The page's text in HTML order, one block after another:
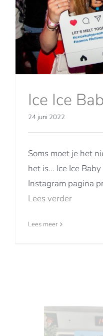
Ice Ice
24 juni 2022
Soms moet je het
het is... Ice Ice
Instagram pagina
Lees verder
Lees meer